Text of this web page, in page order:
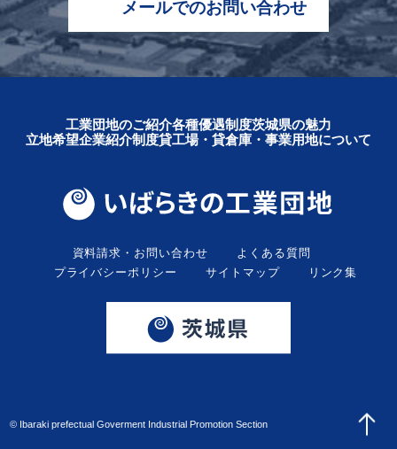
メールでのお問い合わせ
工業団地のご紹介各種優遇制度茨城県の魅力
立地希望企業紹介制度貸工場・貸倉庫・事業用地について
資料請求・お問い合わせ
よくある質問
プライバシーポリシー
サイトマップ リンク集
© Ibaraki prefectual Goverment Industrial Promotion Section